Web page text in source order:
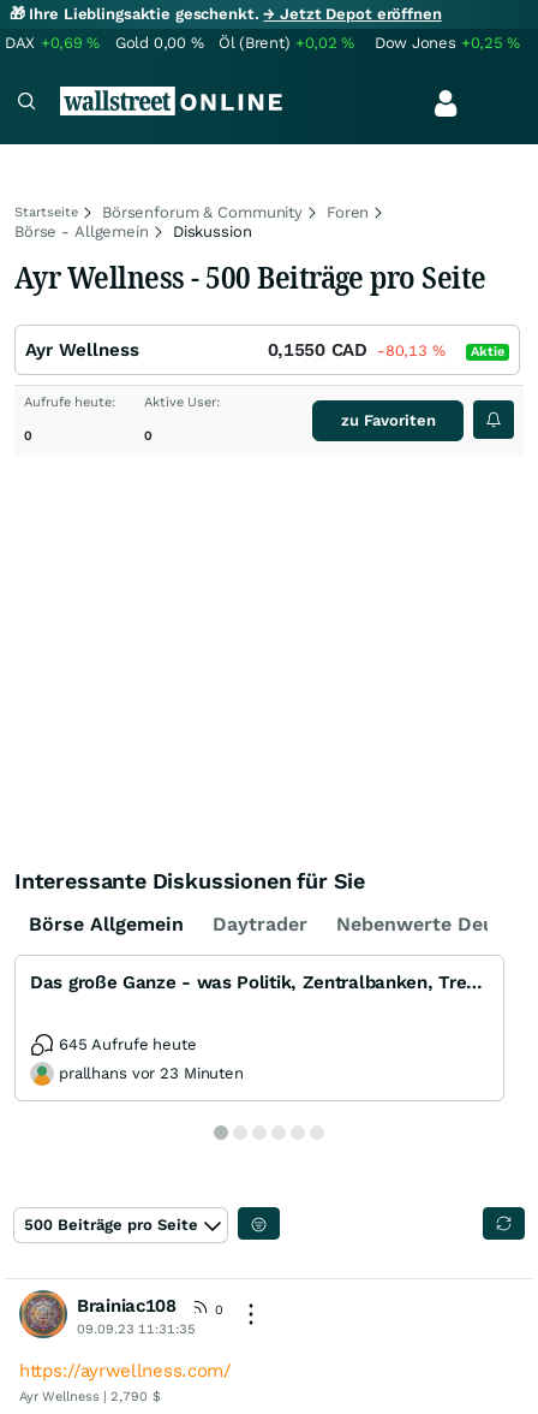
🎁 Ihre Lieblingsaktie geschenkt.→ Jetzt Depot eröffnen
DAX +0,69% Gold 0,00 % Öl (Brent) +0,02% Dow Jones +0,25%
Startseite Börsenforum & Community
Foren
Börse - Allgemein
Diskussion
Ayr Wellness - 500 Beiträge pro Seite
Ayr Wellness 0,1550 CAD -80,13 % Aktie
Aufrufe heute:
0
Aktive User:
0
zu Favoriten
Interessante Diskussionen für Sie
Börse Allgemein Daytrader Nebenwerte
Das große Ganze - was Politik, Zentralbanken, Trends, Medien und Gesellschaft mit Aktien, Rohstoffen
645 Aufrufe heute
prallhans vor 23 Minuten
500 Beiträge pro Seite
Brainiac108
0
09.09.23 11:31:35
https://ayrwellness.com/
Ayr Wellness | 2,790 $